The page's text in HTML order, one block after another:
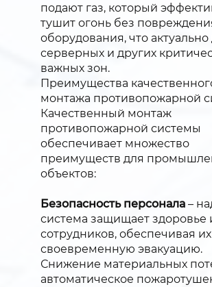
подают газ, который
тушит огонь без
оборудования, что актуально
серверных и других
важных зон.
Преимущества
монтажа противопожарной
Качественный монтаж
противопожарной системы
обеспечивает множество
преимуществ для
объектов:
Безопасность персонала –
система защищает здоровье
сотрудников, обеспечивая их
своевременную эвакуацию.
Снижение материальных
автоматическое